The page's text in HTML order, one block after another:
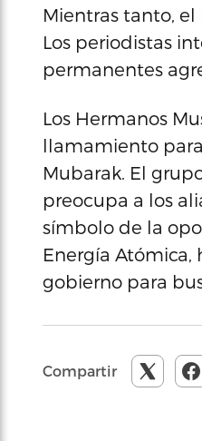
Mientras tanto,
Los periodistas
permanentes
Los Hermanos
llamamiento
Mubarak. El
preocupa a los
símbolo de la
Energía Atómica,
gobierno para
Compartir